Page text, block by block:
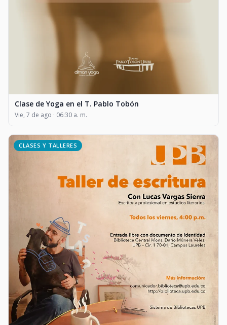
Clase de Yoga en el T. Pablo Tobón
Vie, 7 de ago · 06:30 a. m.
CLASES Y TALLERES